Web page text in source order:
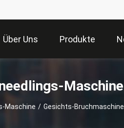
Über Uns Produkte
Maschine / Gesichts-